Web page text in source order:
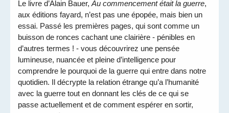
Le livre d’Alain Bauer,Au commencement était la guerre,
aux éditions fayard, n’est pas une épopée, mais bien un
essai. Passé les premières pages, qui sont comme un
buisson de ronces cachant une clairière - pénibles en
d’autres termes ! - vous découvrirez une pensée
lumineuse, nuancée et pleine d’intelligence pour
comprendre le pourquoi de la guerre qui entre dans notre
quotidien. Il décrypte la relation étrange qu’a l’humanité
avec la guerre tout en donnant les clés de ce qui se
passe actuellement et de comment espérer en sortir,